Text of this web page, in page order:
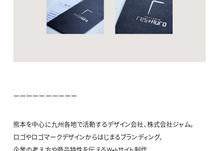
ーーーーーーーーーー
熊本を中心に九州各地で活動するデザイン会社、株式会社ジャム。
ロゴやロゴマークデザインからはじまるブランディング、